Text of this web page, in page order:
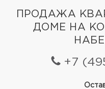
ПРОДАЖА
ДОМЕ НА
+7